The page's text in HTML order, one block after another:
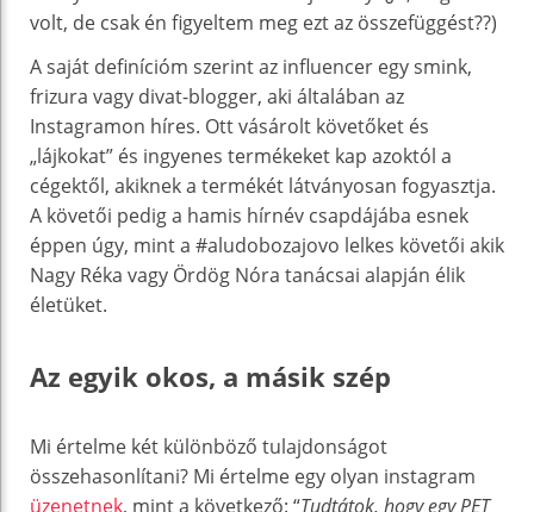
volt, de csak én figyeltem meg ezt az összefüggést??)
A saját definícióm szerint az influencer egy smink,
frizura vagy divat-blogger, aki általában az
Instagramon híres. Ott vásárolt követőket és
„lájkokat” és ingyenes termékeket kap azoktól a
cégektől, akiknek a termékét látványosan fogyasztja.
A követői pedig a hamis hírnév csapdájába esnek
éppen úgy, mint a #aludobozajovo lelkes követői akik
Nagy Réka vagy Ördög Nóra tanácsai alapján élik
életüket.
Az egyik okos, a másik szép
Mi értelme két különböző tulajdonságot
összehasonlítani? Mi értelme egy olyan instagram
üzenetnek, mint a következő: “Tudtátok, hogy egy PET